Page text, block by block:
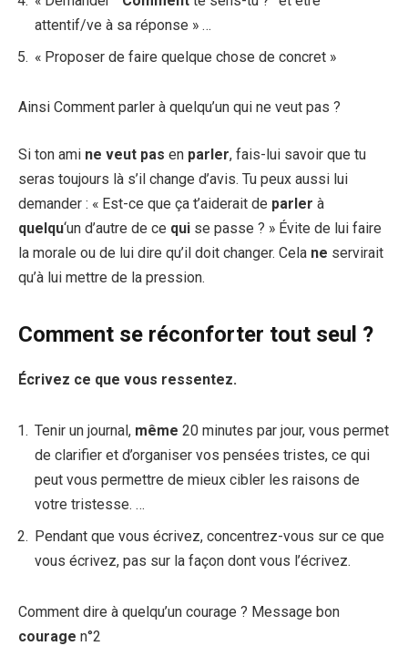
attentif/ve à sa réponse » …
« Proposer de faire quelque chose de concret »
Ainsi Comment parler à quelqu’un qui ne veut pas ?
Si ton ami ne veut pas en parler, fais-lui savoir que tu
seras toujours là s’il change d’avis. Tu peux aussi lui
demander : « Est-ce que ça t’aiderait de parler à
quelqu‘un d’autre de ce qui se passe ? » Évite de lui faire
la morale ou de lui dire qu’il doit changer. Cela ne servirait
qu’à lui mettre de la pression.
Comment se réconforter tout seul ?
Écrivez ce que vous ressentez.
Tenir un journal, même 20 minutes par jour, vous permet
de clarifier et d’organiser vos pensées tristes, ce qui
peut vous permettre de mieux cibler les raisons de
votre tristesse. …
Pendant que vous écrivez, concentrez-vous sur ce que
vous écrivez, pas sur la façon dont vous l’écrivez.
Comment dire à quelqu’un courage ? Message bon
courage n°2